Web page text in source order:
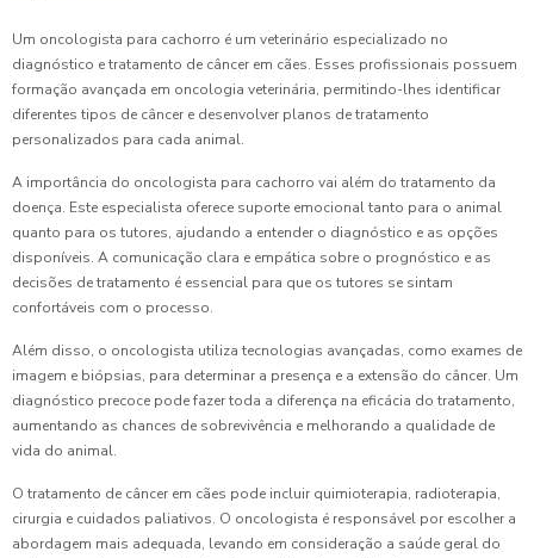
Um oncologista para cachorro é um veterinário especializado no
diagnóstico e tratamento de câncer em cães. Esses profissionais possuem
formação avançada em oncologia veterinária, permitindo-lhes identificar
diferentes tipos de câncer e desenvolver planos de tratamento
personalizados para cada animal.
A importância do oncologista para cachorro vai além do tratamento da
doença. Este especialista oferece suporte emocional tanto para o animal
quanto para os tutores, ajudando a entender o diagnóstico e as opções
disponíveis. A comunicação clara e empática sobre o prognóstico e as
decisões de tratamento é essencial para que os tutores se sintam
confortáveis com o processo.
Além disso, o oncologista utiliza tecnologias avançadas, como exames de
imagem e biópsias, para determinar a presença e a extensão do câncer. Um
diagnóstico precoce pode fazer toda a diferença na eficácia do tratamento,
aumentando as chances de sobrevivência e melhorando a qualidade de
vida do animal.
O tratamento de câncer em cães pode incluir quimioterapia, radioterapia,
cirurgia e cuidados paliativos. O oncologista é responsável por escolher a
abordagem mais adequada, levando em consideração a saúde geral do